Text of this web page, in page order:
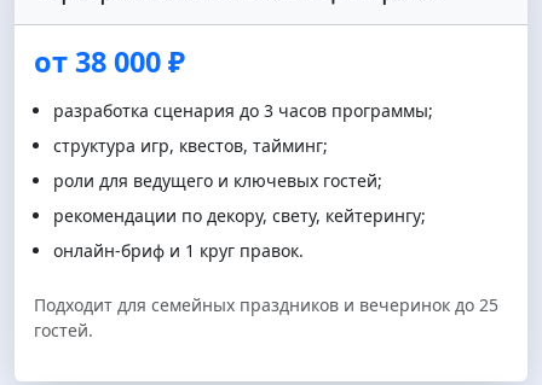
от 38 000 ₽
разработка сценария до 3 часов программы;
структура игр, квестов, тайминг;
роли для ведущего и ключевых гостей;
рекомендации по декору, свету, кейтерингу;
онлайн‑бриф и 1 круг правок.
Подходит для семейных праздников и вечеринок до 25
гостей.